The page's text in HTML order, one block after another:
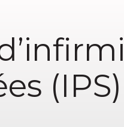
(IPS)